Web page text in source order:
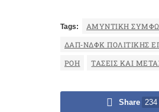
Tags: ΑΜΥΝΤΙΚΉ
ΔΑΠ-ΝΔΦΚ ΠΟΛΙΤΙΚΉΣ
ΡΟΉ ΤΆΣΕΙΣ ΚΑΙ
Share 234